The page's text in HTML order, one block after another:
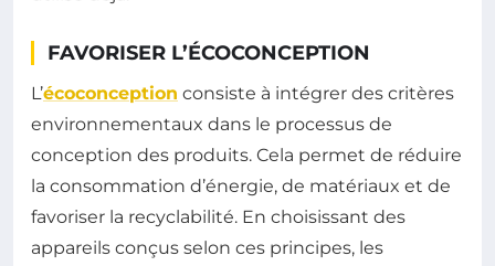
FAVORISER L’ÉCOCONCEPTION
L’écoconception consiste à intégrer des critères
environnementaux dans le processus de
conception des produits. Cela permet de réduire
la consommation d’énergie, de matériaux et de
favoriser la recyclabilité. En choisissant des
appareils conçus selon ces principes, les